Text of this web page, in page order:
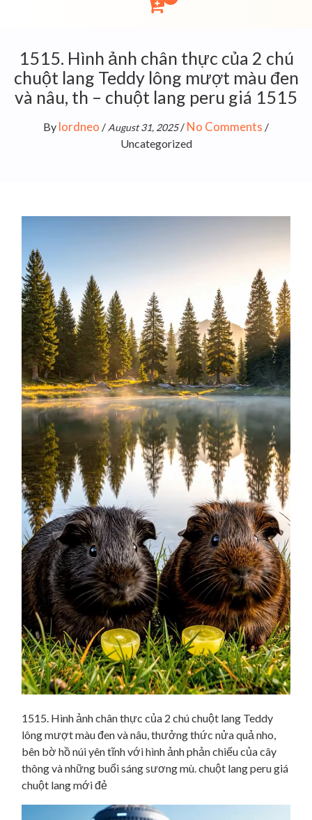
1515. Hình ảnh chân thực của 2 chú
chuột lang Teddy lông mượt màu đen
và nâu, th – chuột lang peru giá 1515
By lordneo / August 31, 2025/ No Comments /
Uncategorized
1515. Hình ảnh chân thực của 2 chú chuột lang Teddy
lông mượt màu đen và nâu, thưởng thức nửa quả nho,
bên bờ hồ núi yên tĩnh với hình ảnh phản chiếu của cây
thông và những buổi sáng sương mù. chuột lang peru giá
chuột lang mới đẻ